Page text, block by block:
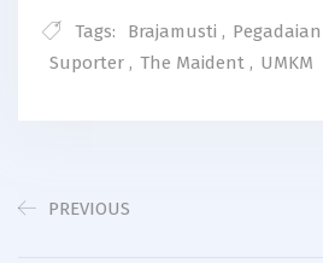
Tags: Brajamusti ,
Suporter , The Maident , UMKM
PREVIOUS